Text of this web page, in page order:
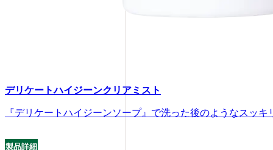
デリケートハイジーンクリアミスト
『デリケートハイジーンソープ』で洗った後のようなスッ
製品詳細